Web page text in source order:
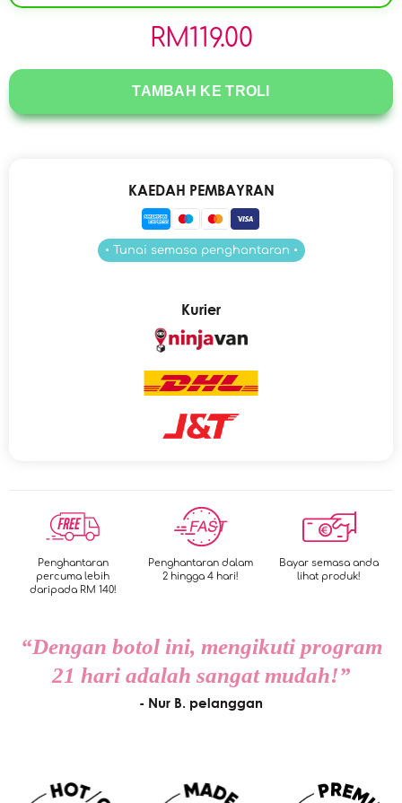
RM119.00
TAMBAH KE TROLI
KAEDAH PEMBAYRAN
• Tunai semasa penghantaran •
Kurier
Penghantaran
percuma lebih
daripada RM 140!
Penghantaran dalam
2 hingga 4 hari!
Bayar semasa anda
lihat produk!
“Dengan botol ini, mengikuti program
21 hari adalah sangat mudah!”
- Nur B. pelanggan